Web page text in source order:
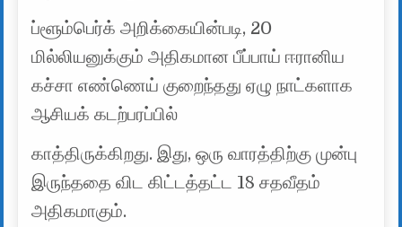
ப்ளூம்பெர்க் அறிக்கையின்படி, 20
மில்லியனுக்கும் அதிகமான பீப்பாய் ஈரானிய
கச்சா எண்ணெய் குறைந்தது ஏழு நாட்களாக
ஆசியக் கடற்பரப்பில்
காத்திருக்கிறது. இது, ஒரு வாரத்திற்கு முன்பு
இருந்ததை விட கிட்டத்தட்ட 18 சதவீதம்
அதிகமாகும்.